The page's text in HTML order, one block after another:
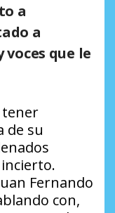
a
a
que le
tener
de su
Fernando
con,